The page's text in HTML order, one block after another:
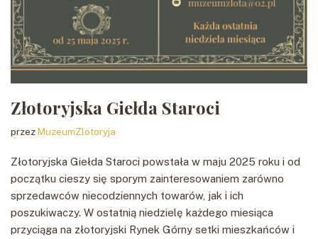
Złotoryjska Giełda Staroci
przezMuzeumZlotoryja
Złotoryjska Giełda Staroci powstała w maju 2025 roku i od
początku cieszy się sporym zainteresowaniem zarówno
sprzedawców niecodziennych towarów, jak i ich
poszukiwaczy. W ostatnią niedzielę każdego miesiąca
przyciąga na złotoryjski Rynek Górny setki mieszkańców i